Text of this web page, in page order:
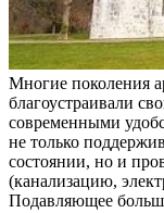
Многие поколения
благоустраивали
современными
не только
состоянии, но и
(канализацию,
Подавляющее